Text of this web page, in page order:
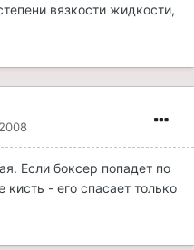
вязкости жидкости,
Если боксер попадет по
кисть - его спасает только